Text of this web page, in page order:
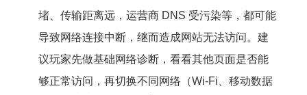
堵、传输距离远，运营商 DNS 受污染等，都可能
导致网络连接中断，继而造成网站无法访问。建
议玩家先做基础网络诊断，看看其他页面是否能
够正常访问，再切换不同网络（Wi-Fi、移动数据